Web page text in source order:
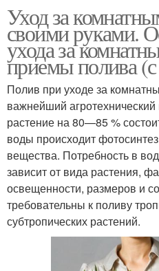
Уход за
своими руками.
ухода за
приемы полива
Полив при уходе за
важнейший
растение на 80—85 %
воды происходит
вещества. Потребность в
зависит от вида растения,
освещенности, размеров и
требовательны к поливу
субтропических растений.